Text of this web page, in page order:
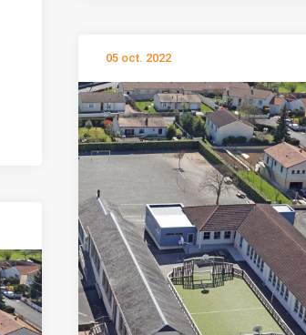
05 oct. 2022